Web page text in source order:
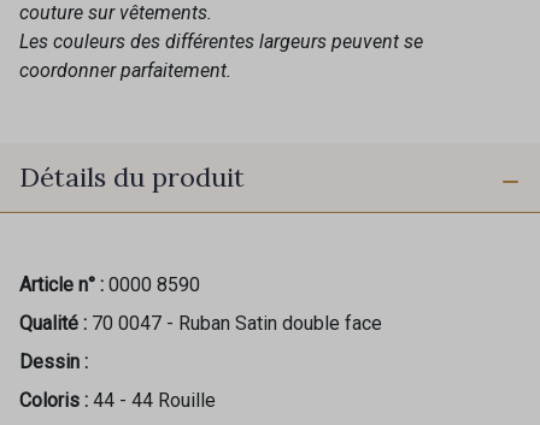
couture sur vêtements.
Les couleurs des différentes largeurs peuvent se
coordonner parfaitement.
Détails du produit
Article n° : 0000 8590
Qualité : 70 0047 - Ruban Satin double face
Dessin :
Coloris : 44 - 44 Rouille